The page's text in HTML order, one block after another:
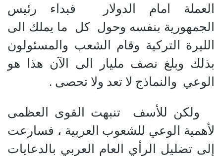
العملة امام الدولار فبداء رئيس
الجمهورية بنفسه وحول كل ما يملك الى
الليرة التركية وقام الشعب والمسئولون
بذلك وبلغ نصف مليار الى الآن هذا هو
الوعي والنماذج لا تعد ولا تحصى .
ولكن للأسف تنبهت القوى العظمى
لأهمية الوعي للشعوب العربية ، فسارعت
إلى تضليل الرأي العام العربي بالدعايات